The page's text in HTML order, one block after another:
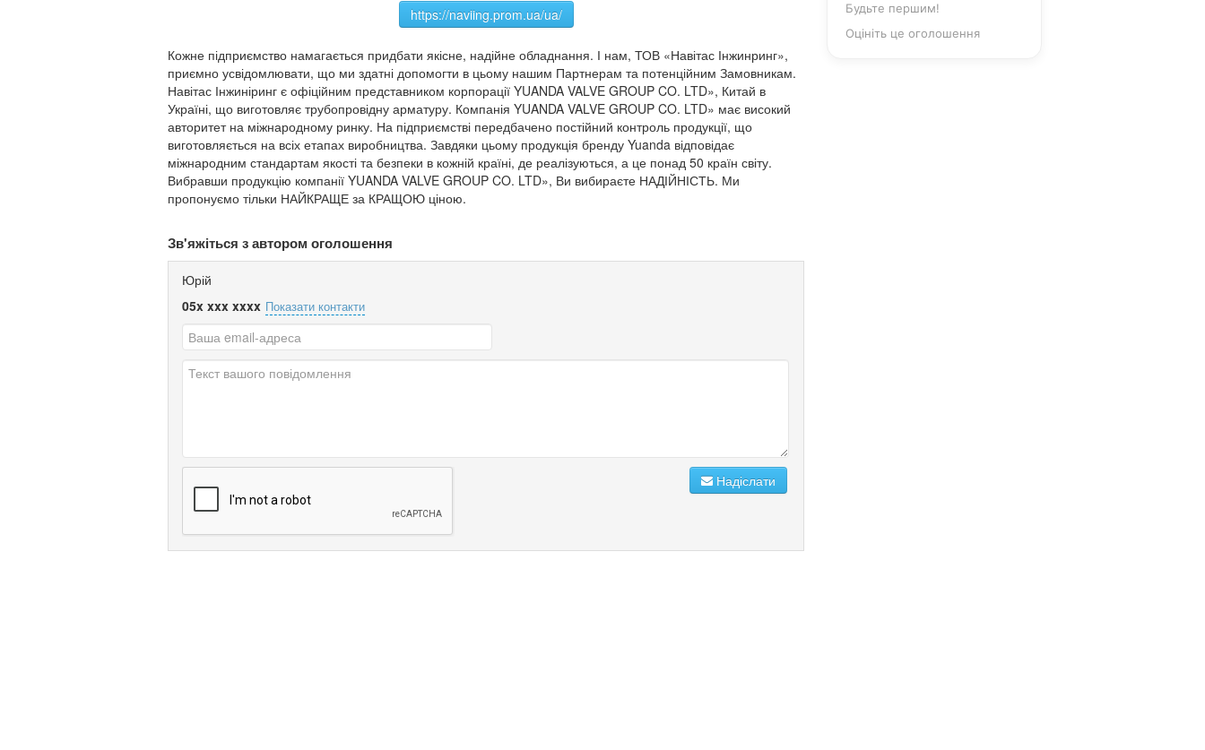
https://naviing.prom.ua/ua/
Кожне підприємство намагається придбати якісне, надійне обладнання. І нам, ТОВ «Навітас Інжинринг»,
приємно усвідомлювати, що ми здатні допомогти в цьому нашим Партнерам та потенційним Замовникам.
Навітас Інжиніринг є офіційним представником корпорації YUANDA VALVE GROUP CO. LTD», Китай в
Україні, що виготовляє трубопровідну арматуру. Компанія YUANDA VALVE GROUP CO. LTD» має високий
авторитет на міжнародному ринку. На підприємстві передбачено постійний контроль продукції, що
виготовляється на всіх етапах виробництва. Завдяки цьому продукція бренду Yuanda відповідає
міжнародним стандартам якості та безпеки в кожній країні, де реалізуються, а це понад 50 країн світу.
Вибравши продукцію компанії YUANDA VALVE GROUP CO. LTD», Ви вибираєте НАДІЙНІСТЬ. Ми
пропонуємо тільки НАЙКРАЩЕ за КРАЩОЮ ціною.
Зв'яжіться з автором оголошення
Юрій
05x xxx xxxx Показати контакти
Надіслати
Будьте першим!
Оцініть це оголошення